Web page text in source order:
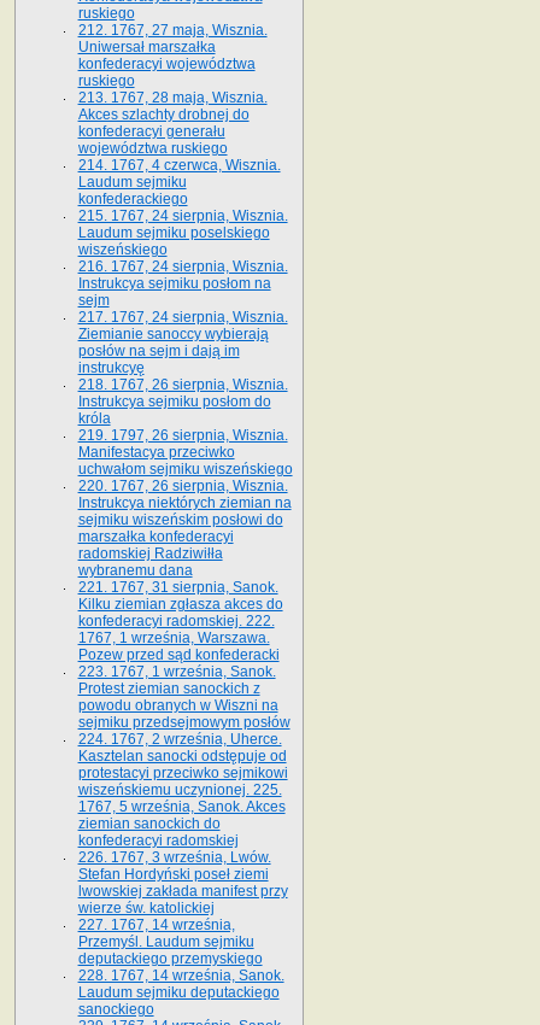
ruskiego
212. 1767, 27 maja, Wisznia.
Uniwersał marszałka
konfederacyi województwa
ruskiego
213. 1767, 28 maja, Wisznia.
Akces szlachty drobnej do
konfederacyi generału
województwa ruskiego
214. 1767, 4 czerwca, Wisznia.
Laudum sejmiku
konfederackiego
215. 1767, 24 sierpnia, Wisznia.
Laudum sejmiku poselskiego
wiszeńskiego
216. 1767, 24 sierpnia, Wisznia.
Instrukcya sejmiku posłom na
sejm
217. 1767, 24 sierpnia, Wisznia.
Ziemianie sanoccy wybierają
posłów na sejm i dają im
instrukcyę
218. 1767, 26 sierpnia, Wisznia.
Instrukcya sejmiku posłom do
króla
219. 1797, 26 sierpnia, Wisznia.
Manifestacya przeciwko
uchwałom sejmiku wiszeńskiego
220. 1767, 26 sierpnia, Wisznia.
Instrukcya niektórych ziemian na
sejmiku wiszeńskim posłowi do
marszałka konfe­deracyi
radomskiej Radziwiłła
wybranemu dana
221. 1767, 31 sierpnia, Sanok.
Kilku ziemian zgłasza akces do
konfederacyi radomskiej. 222.
1767, 1 września, Warszawa.
Pozew przed sąd konfederacki
223. 1767, 1 września, Sanok.
Protest ziemian sanockich z
powodu obranych w Wiszni na
sejmiku przedsejmo­wym posłów
224. 1767, 2 września, Uherce.
Kasztelan sanocki odstępuje od
protestacyi przeciwko sejmikowi
wiszeńskiemu uczynionej. 225.
1767, 5 września, Sanok. Akces
ziemian sanockich do
konfederacyi radomskiej
226. 1767, 3 września, Lwów.
Stefan Hordyński poseł ziemi
lwowskiej zakłada manifest przy
wierze św. ka­tolickiej
227. 1767, 14 września,
Przemyśl. Laudum sejmiku
deputackiego przemyskiego
228. 1767, 14 września, Sanok.
Laudum sejmiku deputackiego
sanockiego